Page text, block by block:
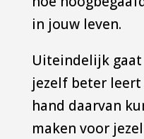
in jouw leven.
Uiteindelijk
jezelf beter leert
hand daarvan
maken voor